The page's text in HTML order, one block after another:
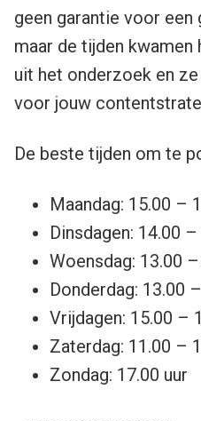
geen garantie voor een
maar de tijden
uit het onderzoek en
voor jouw
De beste tijden om te
Maandag: 15.00 –
Dinsdagen: 14.00
Woensdag: 13.00
Donderdag: 13.00
Vrijdagen: 15.00 –
Zaterdag: 11.00 –
Zondag: 17.00 uur